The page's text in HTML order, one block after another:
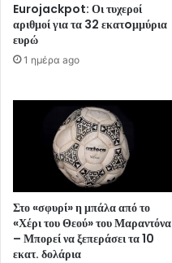
Eurojackpot: Οι τυχεροί
αριθμοί για τα 32 εκατoμμύρια
ευρώ
1 ημέρα ago
Στο «σφυρί» η μπάλα από το
«Χέρι του Θεού» του Μαραντόνα
– Μπορεί να ξεπεράσει τα 10
εκατ. δολάρια